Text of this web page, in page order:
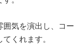
気を演出し、コー
くれます。